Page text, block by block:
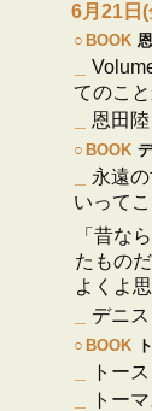
6月21日(
○ BOOK
てのこと
恩田
○ BOOK
永遠
いって
「昔な
たもの
よくよ
デニ
○ BOOK
トー
トー